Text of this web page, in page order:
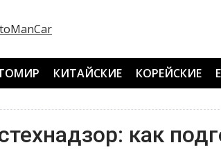
КИТАЙСКИЕ КОРЕЙСКИЕ
как